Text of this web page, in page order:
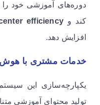
دوره‌های آموزشی خود را
کند و efficiency
افزایش دهد.
خدمات مشتری با
یکپارچه‌سازی این
تولید محتوای آموزشی